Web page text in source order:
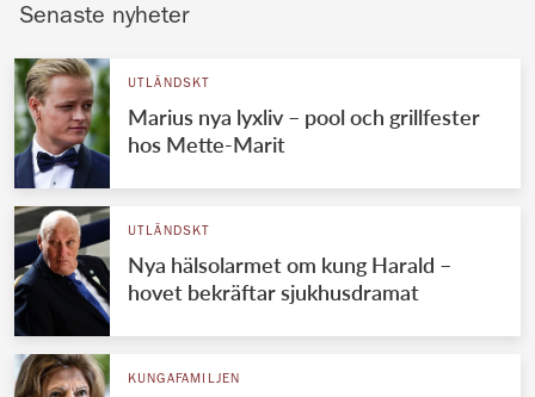
Senaste nyheter
UTLÄNDSKT
Marius nya lyxliv – pool och grillfester
hos Mette-Marit
UTLÄNDSKT
Nya hälsolarmet om kung Harald –
hovet bekräftar sjukhusdramat
KUNGAFAMILJEN